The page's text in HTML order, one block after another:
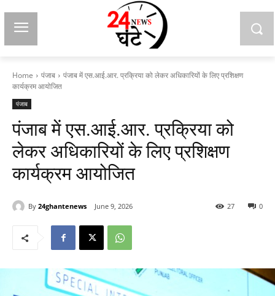
Home पंजाब
पंजाब में एस.आई.आर. प्रक्रिया को लेकर अधिकारियों के लिए प्रशिक्षण
कार्यक्रम आयोजित
पंजाब
पंजाब में एस.आई.आर. प्रक्रिया को
लेकर अधिकारियों के लिए प्रशिक्षण
कार्यक्रम आयोजित
By 24ghantenews June 9, 2026 0
27